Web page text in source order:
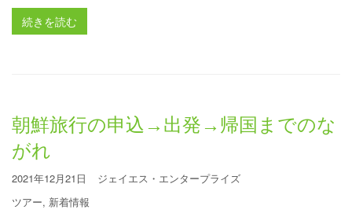
続きを読む
朝鮮旅行の申込→出発→帰国までのな
がれ
2021年12月21日
ジェイエス・エンタープライズ
ツアー, 新着情報